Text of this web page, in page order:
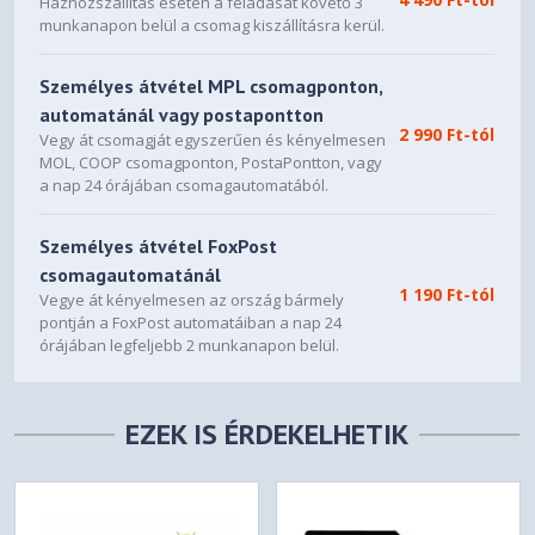
munkanapon belül a csomag kiszállításra kerül.
Személyes átvétel MPL csomagponton,
automatánál vagy postapontton
Vegy át csomagját egyszerűen és kényelmesen
MOL, COOP csomagponton, PostaPontton, vagy
a nap 24 órájában csomagautomatából.
2 990 Ft-tól
Személyes átvétel FoxPost
csomagautomatánál
Vegye át kényelmesen az ország bármely
pontján a FoxPost automatáiban a nap 24
órájában legfeljebb 2 munkanapon belül.
1 190 Ft-tól
EZEK IS ÉRDEKELHETIK